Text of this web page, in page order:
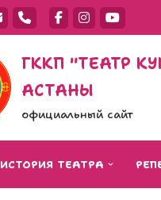
ГККП "ТЕАТР
АСТАНЫ
официальный сайт
ИСТОРИЯ ТЕАТРА